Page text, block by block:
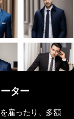
ター
雇ったり、多額